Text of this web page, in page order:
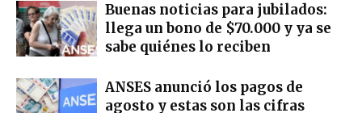
Buenas noticias para jubilados:
llega un bono de $70.000 y ya se
sabe quiénes lo reciben
ANSES anunció los pagos de
agosto y estas son las cifras